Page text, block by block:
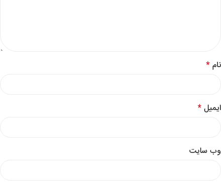
نام *
ایمیل *
وب‌ سایت